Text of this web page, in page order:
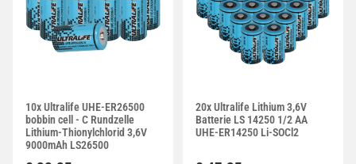
10x Ultralife UHE-ER26500
bobbin cell - C Rundzelle
Lithium-Thionylchlorid 3,6V
9000mAh LS26500
20x Ultralife Lithium 3,6V
Batterie LS 14250 1/2 AA
UHE-ER14250 Li-SOCl2